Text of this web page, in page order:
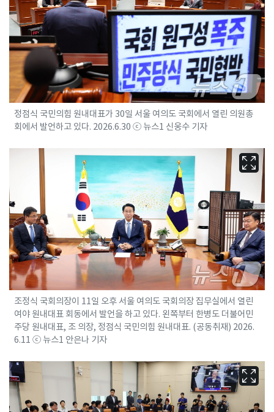
정점식 국민의힘 원내대표가 30일 서울 여의도 국회에서 열린 의원총
회에서 발언하고 있다. 2026.6.30 ⓒ 뉴스1 신웅수 기자
조정식 국회의장이 11일 오후 서울 여의도 국회의장 집무실에서 열린
여야 원내대표 회동에서 발언을 하고 있다. 왼쪽부터 한병도 더불어민
주당 원내대표, 조 의장, 정점식 국민의힘 원내대표. (공동취재) 2026.
6.11 ⓒ 뉴스1 안은나 기자